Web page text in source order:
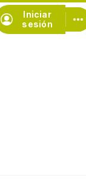
Iniciar
sesión